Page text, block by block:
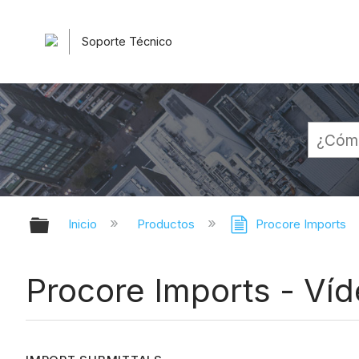
Soporte Técnico
Expandir/contraer jerarquía
Inicio Productos Procore Imports
Procore Imports -